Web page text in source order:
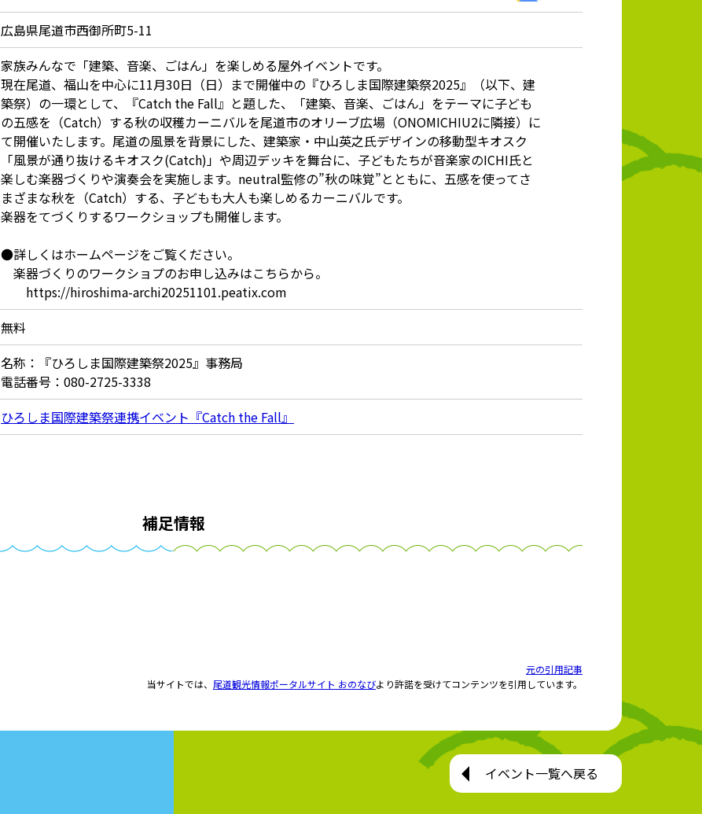
広島県尾道市西御所町5-11
家族みんなで「建築、音楽、ごはん」を楽しめる屋外イベントです。
現在尾道、福山を中心に11月30日（日）まで開催中の『ひろしま国際建築祭2025』（以下、建
築祭）の一環として、『Catch the Fall』と題した、「建築、音楽、ごはん」をテーマに子ども
の五感を（Catch）する秋の収穫カーニバルを尾道市のオリーブ広場（ONOMICHIU2に隣接）に
て開催いたします。尾道の風景を背景にした、建築家・中山英之氏デザインの移動型キオスク
「風景が通り抜けるキオスク(Catch)」や周辺デッキを舞台に、子どもたちが音楽家のICHI氏と
楽しむ楽器づくりや演奏会を実施します。neutral監修の”秋の味覚”とともに、五感を使ってさ
まざまな秋を（Catch）する、子どもも大人も楽しめるカーニバルです。
楽器をてづくりするワークショップも開催します。
●詳しくはホームページをご覧ください。
楽器づくりのワークショプのお申し込みはこちらから。
https://hiroshima-archi20251101.peatix.com
無料
名称：『ひろしま国際建築祭2025』事務局
電話番号：080-2725-3338
ひろしま国際建築祭連携イベント『Catch the Fall』
補足情報
元の引用記事
当サイトでは、 尾道観光情報ポータルサイト おのなびより許諾を受けてコンテンツを引用しています。
イベント一覧へ戻る